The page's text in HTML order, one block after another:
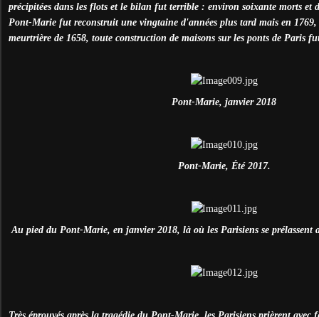
précipitées dans les flots et le bilan fut terrible : environ soixante morts et
Pont-Marie fut reconstruit une vingtaine d'années plus tard mais en 1769,
meurtrière de 1658, toute construction de maisons sur les ponts de Paris
Pont-Marie, janvier 2018
Pont-Marie, Été 2017.
Au pied du Pont-Marie, en janvier 2018, là où les Parisiens se prélassent